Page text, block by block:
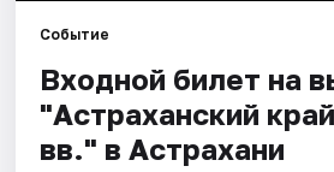
Событие
Входной билет на
"Астраханский
вв." в Астрахани